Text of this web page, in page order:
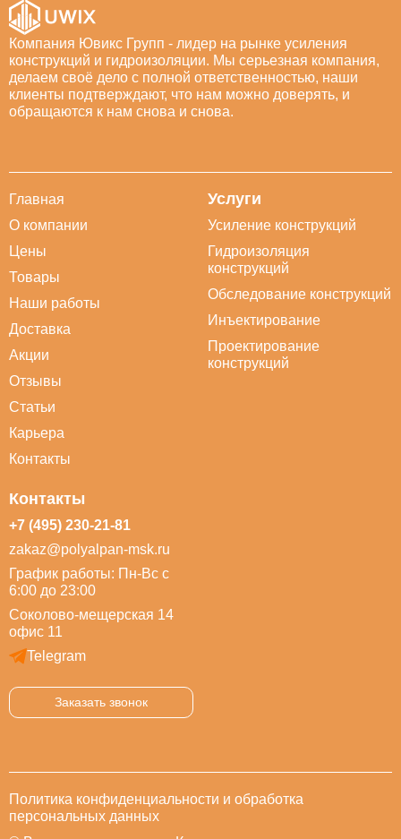
Компания Ювикс Групп - лидер на рынке усиления
конструкций и гидроизоляции. Мы серьезная компания,
делаем своё дело с полной ответственностью, наши
клиенты подтверждают, что нам можно доверять, и
обращаются к нам снова и снова.
Главная
О компании
Цены
Товары
Наши работы
Доставка
Акции
Отзывы
Статьи
Карьера
Контакты
Услуги
Усиление конструкций
Гидроизоляция
конструкций
Обследование конструкций
Инъектирование
Проектирование
конструкций
Контакты
+7 (495) 230-21-81
zakaz@polyalpan-msk.ru
График работы: Пн-Вс с
6:00 до 23:00
Соколово-мещерская 14
офис 11
Telegram
Заказать звонок
Политика конфиденциальности и обработка
персональных данных